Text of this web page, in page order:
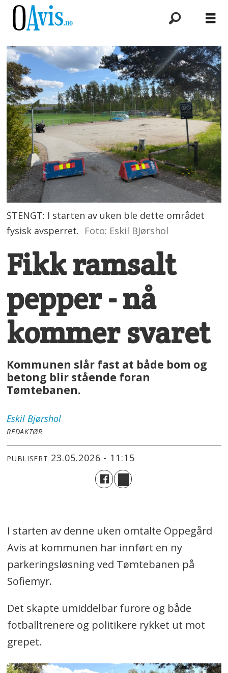
STENGT: I starten av uken ble dette området
fysisk avsperret. Foto: Eskil BJørshol
Fikk ramsalt
pepper - nå
kommer svaret
Kommunen slår fast at både bom og
betong blir stående foran
Tømtebanen.
Eskil Bjørshol
REDAKTØR
PUBLISERT 23.05.2026 - 11:15
I starten av denne uken omtalte Oppegård
Avis at kommunen har innført en ny
parkeringsløsning ved Tømtebanen på
Sofiemyr.
Det skapte umiddelbar furore og både
fotballtrenere og politikere rykket ut mot
grepet.